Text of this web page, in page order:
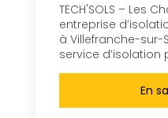
TECH'SOLS – Les
entreprise
à Villefranche-sur-
service d’isolation
En